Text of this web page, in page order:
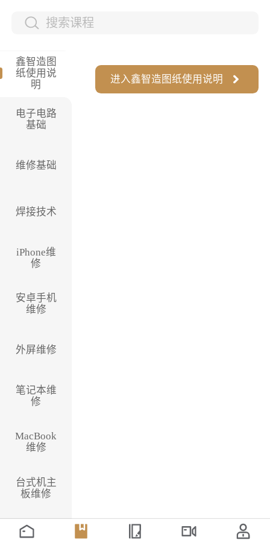
鑫智造图
纸使用说
明
电子电路
基础
维修基础
焊接技术
iPhone维
修
安卓手机
维修
外屏维修
笔记本维
修
MacBook
维修
台式机主
板维修
国产CPU
进入鑫智造图纸使用说明